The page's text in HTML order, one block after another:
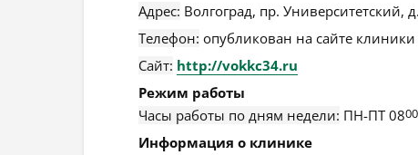
Адрес: Волгоград, пр. Университетский,
Телефон: опубликован на сайте
Сайт: http://vokkc34.ru
Режим работы
Часы работы по дням недели: ПН-ПТ 0800
Информация о клинике